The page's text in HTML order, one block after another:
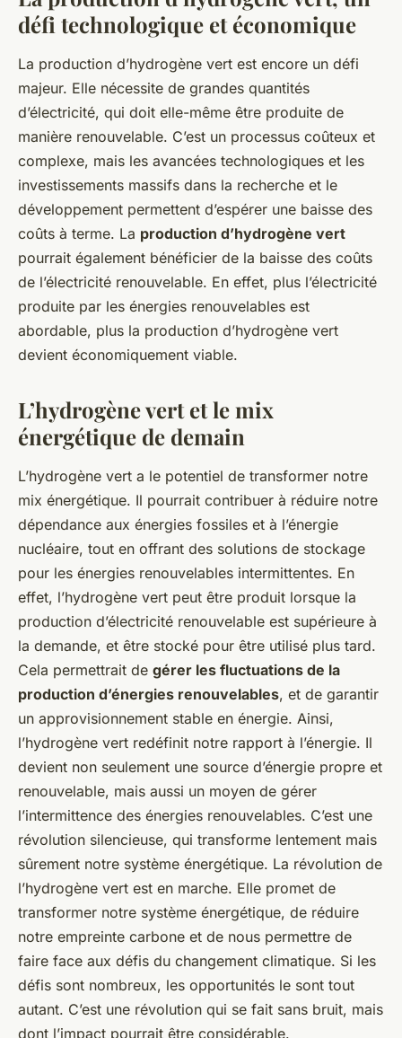
défi technologique et économique
La production d’hydrogène vert est encore un défi
majeur. Elle nécessite de grandes quantités
d’électricité, qui doit elle-même être produite de
manière renouvelable. C’est un processus coûteux et
complexe, mais les avancées technologiques et les
investissements massifs dans la recherche et le
développement permettent d’espérer une baisse des
coûts à terme. La production d’hydrogène vert
pourrait également bénéficier de la baisse des coûts
de l’électricité renouvelable. En effet, plus l’électricité
produite par les énergies renouvelables est
abordable, plus la production d’hydrogène vert
devient économiquement viable.
L’hydrogène vert et le mix
énergétique de demain
L’hydrogène vert a le potentiel de transformer notre
mix énergétique. Il pourrait contribuer à réduire notre
dépendance aux énergies fossiles et à l’énergie
nucléaire, tout en offrant des solutions de stockage
pour les énergies renouvelables intermittentes. En
effet, l’hydrogène vert peut être produit lorsque la
production d’électricité renouvelable est supérieure à
la demande, et être stocké pour être utilisé plus tard.
Cela permettrait de gérer les fluctuations de la
production d’énergies renouvelables, et de garantir
un approvisionnement stable en énergie. Ainsi,
l’hydrogène vert redéfinit notre rapport à l’énergie. Il
devient non seulement une source d’énergie propre et
renouvelable, mais aussi un moyen de gérer
l’intermittence des énergies renouvelables. C’est une
révolution silencieuse, qui transforme lentement mais
sûrement notre système énergétique. La révolution de
l’hydrogène vert est en marche. Elle promet de
transformer notre système énergétique, de réduire
notre empreinte carbone et de nous permettre de
faire face aux défis du changement climatique. Si les
défis sont nombreux, les opportunités le sont tout
autant. C’est une révolution qui se fait sans bruit, mais
dont l’impact pourrait être considérable.